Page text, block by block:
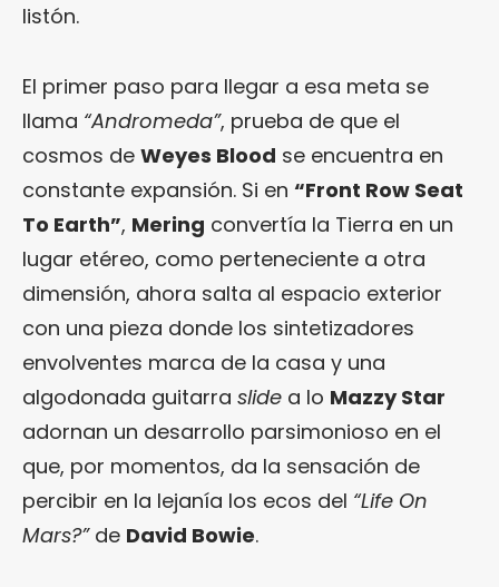
listón.
El primer paso para llegar a esa meta se
llama “Andromeda”, prueba de que el
cosmos de Weyes Blood se encuentra en
constante expansión. Si en “Front Row Seat
To Earth”, Mering convertía la Tierra en un
lugar etéreo, como perteneciente a otra
dimensión, ahora salta al espacio exterior
con una pieza donde los sintetizadores
envolventes marca de la casa y una
algodonada guitarra slide a lo Mazzy Star
adornan un desarrollo parsimonioso en el
que, por momentos, da la sensación de
percibir en la lejanía los ecos del “Life On
Mars?”de David Bowie.